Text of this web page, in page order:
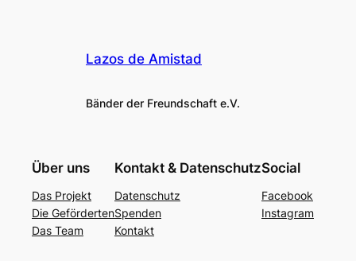
Lazos de Amistad
Bänder der Freundschaft e.V.
Über uns
Das Projekt
Die Geförderten
Das Team
Kontakt & Datenschutz
Datenschutz
Spenden
Kontakt
Social
Facebook
Instagram